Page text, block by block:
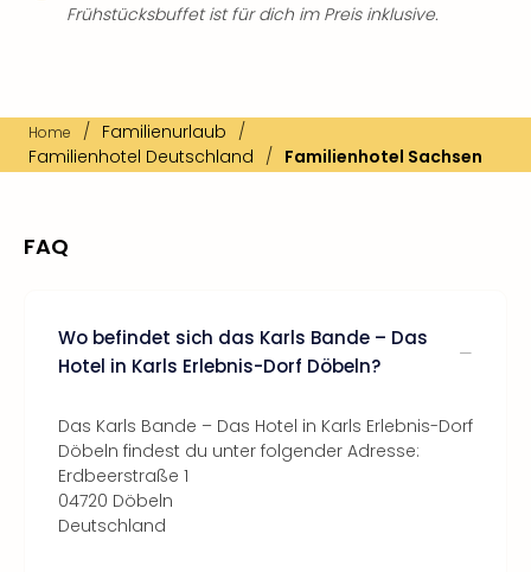
Frühstücksbuffet ist für dich im Preis inklusive.
Home / Familienurlaub /
Familienhotel Deutschland / Familienhotel Sachsen
FAQ
Wo befindet sich das Karls Bande – Das
Hotel in Karls Erlebnis-Dorf Döbeln?
Das Karls Bande – Das Hotel in Karls Erlebnis-Dorf
Döbeln findest du unter folgender Adresse:
Erdbeerstraße 1
04720 Döbeln
Deutschland